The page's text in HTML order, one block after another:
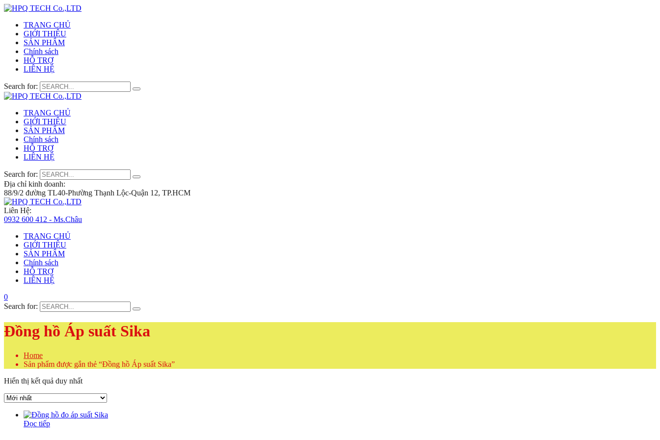
TRANG CHỦ
GIỚI THIỆU
SẢN PHẨM
Chính sách
HỖ TRỢ
LIÊN HỆ
Search for:
TRANG CHỦ
GIỚI THIỆU
SẢN PHẨM
Chính sách
HỖ TRỢ
LIÊN HỆ
Search for:
Địa chỉ kinh doanh:
88/9/2 đường TL40-Phường Thạnh Lộc-Quận 12, TP.HCM
Liên Hệ:
0932 600 412 - Ms.Châu
TRANG CHỦ
GIỚI THIỆU
SẢN PHẨM
Chính sách
HỖ TRỢ
LIÊN HỆ
0
Search for:
Đồng hồ Áp suất Sika
Home
Sản phẩm được gắn thẻ “Đồng hồ Áp suất Sika”
Hiển thị kết quả duy nhất
Đọc tiếp